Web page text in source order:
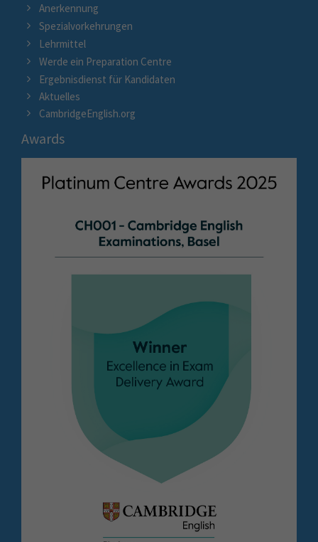
Anerkennung
Spezialvorkehrungen
Lehrmittel
Werde ein Preparation Centre
Ergebnisdienst für Kandidaten
Aktuelles
CambridgeEnglish.org
Awards